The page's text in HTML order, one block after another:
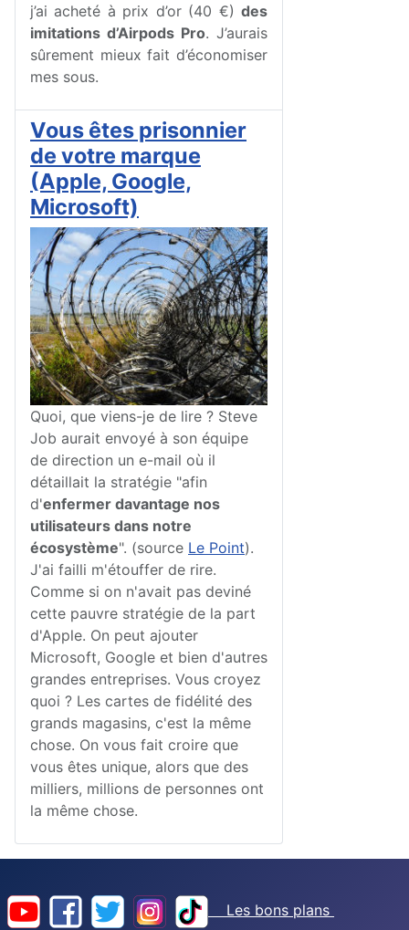
j’ai acheté à prix d’or (40 €) des
imitations d’Airpods Pro. J’aurais
sûrement mieux fait d’économiser
mes sous.
Vous êtes prisonnier
de votre marque
(Apple, Google,
Microsoft)
Quoi, que viens-je de lire ? Steve
Job aurait envoyé à son équipe
de direction un e-mail où il
détaillait la stratégie "afin
d'enfermer davantage nos
utilisateurs dans notre
écosystème". (source Le Point).
J'ai failli m'étouffer de rire.
Comme si on n'avait pas deviné
cette pauvre stratégie de la part
d'Apple. On peut ajouter
Microsoft, Google et bien d'autres
grandes entreprises. Vous croyez
quoi ? Les cartes de fidélité des
grands magasins, c'est la même
chose. On vous fait croire que
vous êtes unique, alors que des
milliers, millions de personnes ont
la même chose.
Les bons plans